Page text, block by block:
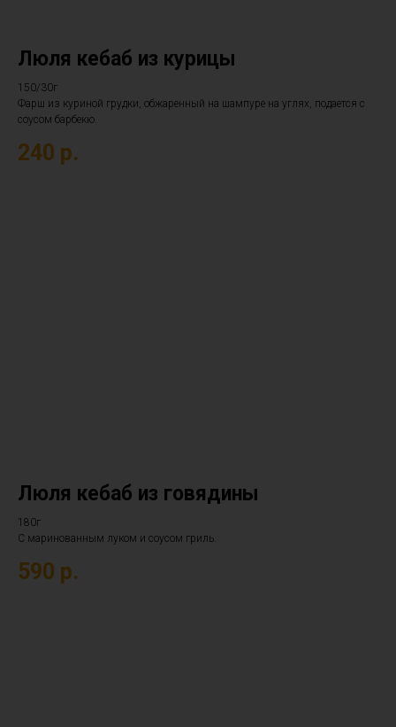
Люля кебаб из курицы
150/30г
Фарш из куриной грудки, обжаренный на шампуре на углях, подается с
соусом барбекю.
240 р.
Люля кебаб из говядины
180г
С маринованным луком и соусом гриль.
590 р.